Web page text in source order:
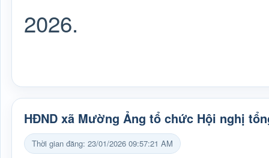
2026.
HĐND xã Mường Ảng tổ chức Hội nghị
Thời gian đăng: 23/01/2026 09:57:21 AM